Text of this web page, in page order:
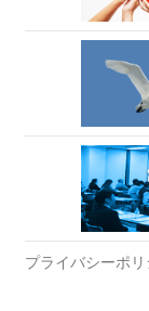
プライバシーポ